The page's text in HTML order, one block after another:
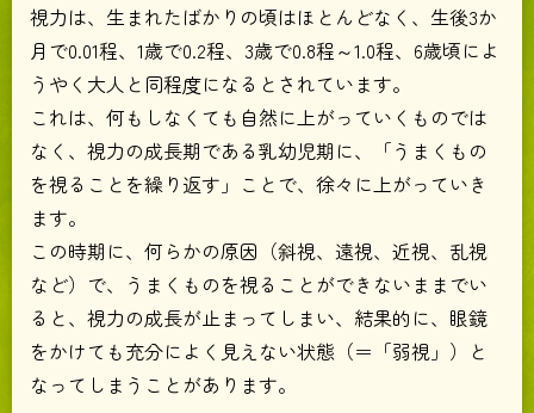
視力は、生まれたばかりの頃はほとんどなく、生後3か
月で0.01程、1歳で0.2程、3歳で0.8程～1.0程、6歳頃によ
うやく大人と同程度になるとされています。
これは、何もしなくても自然に上がっていくものでは
なく、視力の成長期である乳幼児期に、「うまくもの
を視ることを繰り返す」ことで、徐々に上がっていき
ます。
この時期に、何らかの原因（斜視、遠視、近視、乱視
など）で、うまくものを視ることができないままでい
ると、視力の成長が止まってしまい、結果的に、眼鏡
をかけても充分によく見えない状態（＝「弱視」）と
なってしまうことがあります。